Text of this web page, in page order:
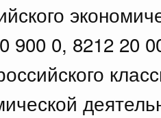
900 0, 8212 20